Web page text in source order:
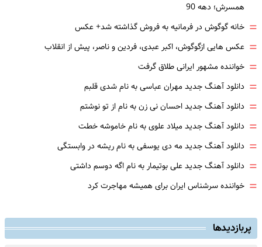
همسرش؛ دهه 90
= خانه گوگوش در فرمانیه به فروش گذاشته شد+ عکس
= عکس هایی ازگوگوش، اکبر عبدی، فردین و ناصر، پیش از انقلاب
= خواننده مشهور ایرانی طلاق گرفت
= دانلود آهنگ جدید مهران عباسی به نام شدی قلبم
= دانلود آهنگ جدید احسان نی زن به نام از تو نوشتم
= دانلود آهنگ جدید میلاد علوی به نام خاموشه خطت
= دانلود آهنگ جدید مه دی یوسفی به نام ریشه در وابستگی
= دانلود آهنگ جدید علی بوتیمار به نام اگه دوسم داشتی
= خواننده سرشناس ایران برای همیشه مهاجرت کرد
پربازدیدها